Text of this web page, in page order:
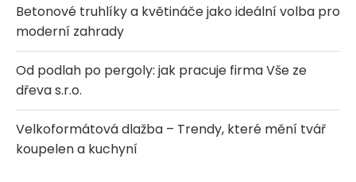
Betonové truhlíky a květináče jako ideální volba pro
moderní zahrady
Od podlah po pergoly: jak pracuje firma Vše ze
dřeva s.r.o.
Velkoformátová dlažba – Trendy, které mění tvář
koupelen a kuchyní